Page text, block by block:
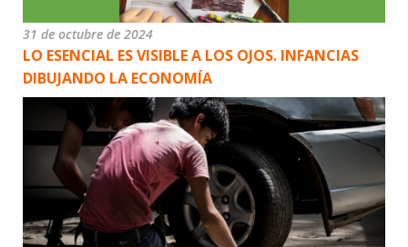
31 de octubre de 2024
LO ESENCIAL ES VISIBLE A LOS OJOS. INFANCIAS
DIBUJANDO LA ECONOMÍA